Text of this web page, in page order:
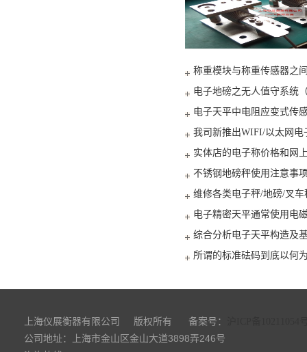
称重模块与称重传感器之
电子地磅之无人值守系统
电子天平中电阻应变式传
我司新推出WIFI/以太网电
实体店的电子称价格和网
不锈钢地磅秤使用注意事
维修各类电子秤/地磅/叉
电子精密天平通常使用电
综合分析电子天平构造及
所谓的标准砝码到底以何
上海仪展衡器有限公司 版权所有 备案号：
公司地址：上海市金山区金山大道3898弄246号